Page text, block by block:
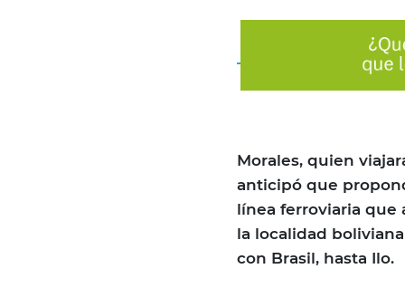
Morales, quien
anticipó que
línea ferroviaria que
la localidad
con Brasil, hasta Ilo.